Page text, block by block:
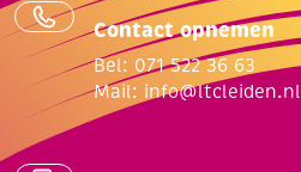
Contact opnemen
Bel: 071 522 36 63
Mail: info@ltcleiden.nl